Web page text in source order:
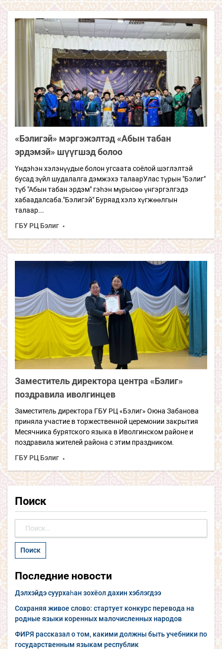
«Бэлигэй» мэргэжэлтэд «Абын табан
эрдэмэй» шүүгшэд болоо
Үндэһэн хэлэнүүдые болон угсаата соёлой шэглэлтэй
бусад зүйл шудалалга дэмжэхэ талаарУлас түрын "Бэлиг"
түб "Абын табан эрдэм" гэһэн мүрысөө үнгэргэлгэдэ
хабаадалсаба."Бэлигэй" Буряад хэлэ хүгжөөлгын
талаар...
ГБУ РЦ Бэлиг
Заместитель директора центра «Бэлиг»
поздравила иволгинцев
Заместитель директора ГБУ РЦ «Бэлиг» Оюна Забанова
приняла участие в торжественной церемонии закрытия
Месячника бурятского языка в Иволгинском районе и
поздравила жителей района с этим праздником.
ГБУ РЦ Бэлиг
Поиск
Последние новости
Дэлхэйдэ суурхаһан зохёол дахин хэблэгдээ
Сохраняя живое слово: стартует конкурс перевода на
родные языки коренных малочисленных народов
ФИРЯ рассказал о том, какими должны быть учебники по
государственным языкам республик